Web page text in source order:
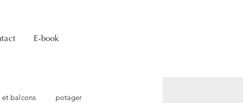
E-book
et balcons potager